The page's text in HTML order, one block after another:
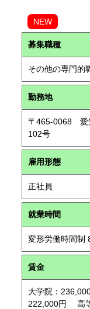
NEW
募集職種
その他の専門的
勤務地
〒465-0068 愛
102号
雇用形態
正社員
就業時間
変形労働時間制
賃金
大学院：
222,000円 高